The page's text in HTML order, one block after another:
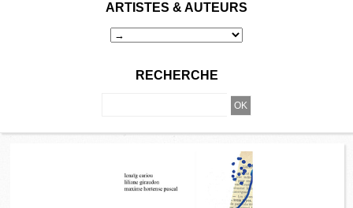
ARTISTES & AUTEURS
RECHERCHE